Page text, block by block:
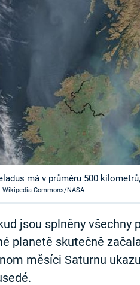
má v průměru 500
Wikipedia Commons/NASA
jsou splněny všechny
planetě skutečně
měsíci Saturnu